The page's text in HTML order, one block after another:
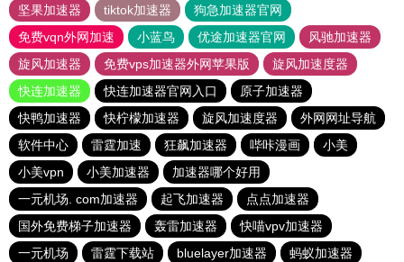
坚果加速器
tiktok加速器
狗急加速器官网
免费vqn外网加速
小蓝鸟 优途加速器官网
风驰加速器
旋风加速器
免费vps加速器外网苹果版
旋风加速度器
快连加速器
快连加速器官网入口
原子加速器
快鸭加速器
快柠檬加速器 旋风加速度器
外网网址导航
软件中心
雷霆加速 狂飙加速器 哔咔漫画
小美
小美vpn
小美加速器
加速器哪个好用
一元机场. com加速器
起飞加速器
点点加速器
国外免费梯子加速器
轰雷加速器
快喵vpv加速器
一元机场
雷霆下载站 bluelayer加速器 蚂蚁加速器